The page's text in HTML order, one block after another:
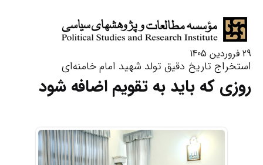
29 فروردین 1405
استخراج تاریخ دقیق تولد شهید امام خامنه‌ای
روزی که باید به تقویم اضافه شود